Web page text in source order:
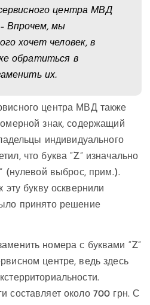
центра МВД
Впрочем, мы
хочет человек, в
обратиться в
их.
центра МВД также
знак, содержащий
индивидуального
что буква “Z” изначально
(нулевой выброс, прим.).
эту букву осквернили
принято решение
номера с буквами “Z”
центре, ведь здесь
составляет около 700 грн. С